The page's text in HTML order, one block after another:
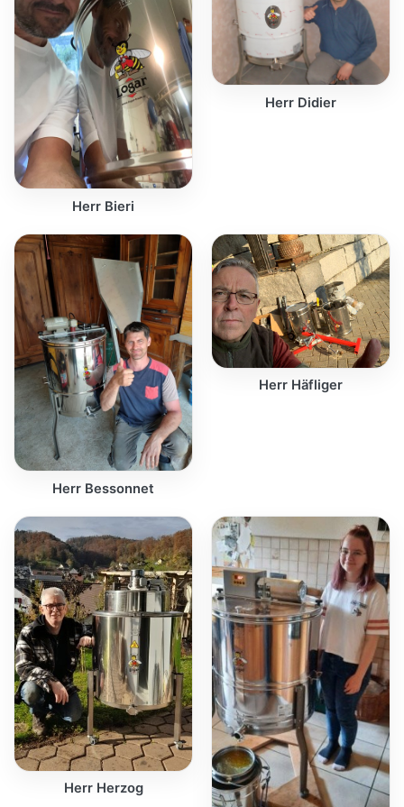
Herr Bieri
Herr Didier
Herr Bessonnet
Herr Häfliger
Herr Herzog